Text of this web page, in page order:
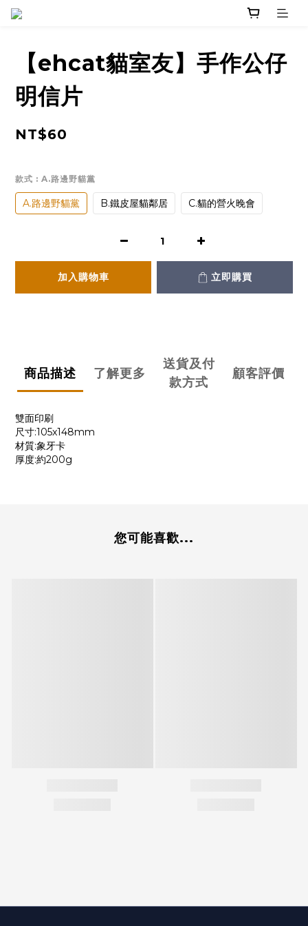
【ehcat貓室友】手作公仔
明信片
NT$60
款式 : A.路邊野貓黨
A.路邊野貓黨 B.鐵皮屋貓鄰居 C.貓的營火晚會
加入購物車 立即購買
商品描述 了解更多
送貨及付
款方式
顧客評價
雙面印刷
尺寸:105x148mm
材質:象牙卡
厚度:約200g
您可能喜歡...